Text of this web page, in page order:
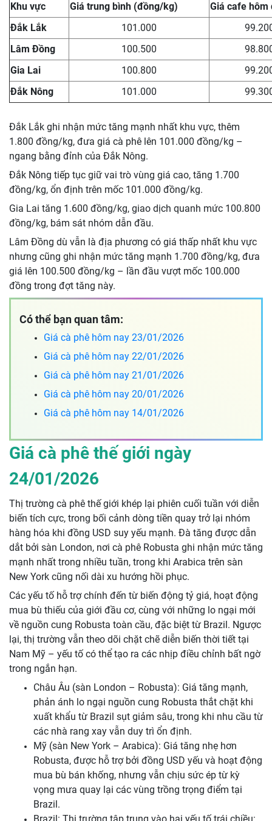
Khu vực Giá trung bình (đồng/kg)
Giá cafe hôm
Đắk Lắk
101.000
Lâm Đồng
100.500
Gia Lai
100.800
Đắk Nông
101.000
Đắk Lắk ghi nhận mức tăng mạnh nhất khu vực, thêm
1.800 đồng/kg, đưa giá cà phê lên 101.000 đồng/kg –
ngang bằng đỉnh của Đắk Nông.
Đắk Nông tiếp tục giữ vai trò vùng giá cao, tăng 1.700
đồng/kg, ổn định trên mốc 101.000 đồng/kg.
Gia Lai tăng 1.600 đồng/kg, giao dịch quanh mức 100.800
đồng/kg, bám sát nhóm dẫn đầu.
Lâm Đồng dù vẫn là địa phương có giá thấp nhất khu vực
nhưng cũng ghi nhận mức tăng mạnh 1.700 đồng/kg, đưa
giá lên 100.500 đồng/kg – lần đầu vượt mốc 100.000
đồng trong đợt tăng này.
Có thể bạn quan tâm:
Giá cà phê hôm nay 23/01/2026
Giá cà phê hôm nay 22/01/2026
Giá cà phê hôm nay 21/01/2026
Giá cà phê hôm nay 20/01/2026
Giá cà phê hôm nay 14/01/2026
Giá cà phê thế giới ngày
24/01/2026
Thị trường cà phê thế giới khép lại phiên cuối tuần với diễn
biến tích cực, trong bối cảnh dòng tiền quay trở lại nhóm
hàng hóa khi đồng USD suy yếu mạnh. Đà tăng được dẫn
dắt bởi sàn London, nơi cà phê Robusta ghi nhận mức tăng
mạnh nhất trong nhiều tuần, trong khi Arabica trên sàn
New York cũng nối dài xu hướng hồi phục.
Các yếu tố hỗ trợ chính đến từ biến động tỷ giá, hoạt động
mua bù thiếu của giới đầu cơ, cùng với những lo ngại mới
về nguồn cung Robusta toàn cầu, đặc biệt từ Brazil. Ngược
lại, thị trường vẫn theo dõi chặt chẽ diễn biến thời tiết tại
Nam Mỹ – yếu tố có thể tạo ra các nhịp điều chỉnh bất ngờ
trong ngắn hạn.
Châu Âu (sàn London – Robusta): Giá tăng mạnh,
phản ánh lo ngại nguồn cung Robusta thắt chặt khi
xuất khẩu từ Brazil sụt giảm sâu, trong khi nhu cầu từ
các nhà rang xay vẫn duy trì ổn định.
Mỹ (sàn New York – Arabica): Giá tăng nhẹ hơn
Robusta, được hỗ trợ bởi đồng USD yếu và hoạt động
mua bù bán khống, nhưng vẫn chịu sức ép từ kỳ
vọng mưa quay lại các vùng trồng trọng điểm tại
Brazil.